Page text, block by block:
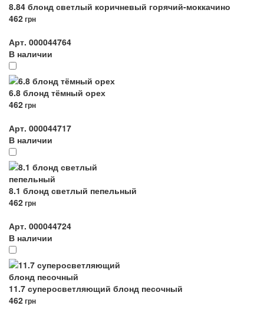
8.84 блонд светлый коричневый горячий-моккачино
462грн
Арт. 000044764
В наличии
6.8 блонд тёмный орех
462грн
Арт. 000044717
В наличии
8.1 блонд светлый пепельный
462грн
Арт. 000044724
В наличии
11.7 суперосветляющий блонд песочный
462грн